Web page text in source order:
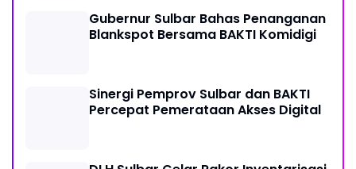
Gubernur Sulbar Bahas Penanganan
Blankspot Bersama BAKTI Komidigi
Sinergi Pemprov Sulbar dan BAKTI
Percepat Pemerataan Akses Digital